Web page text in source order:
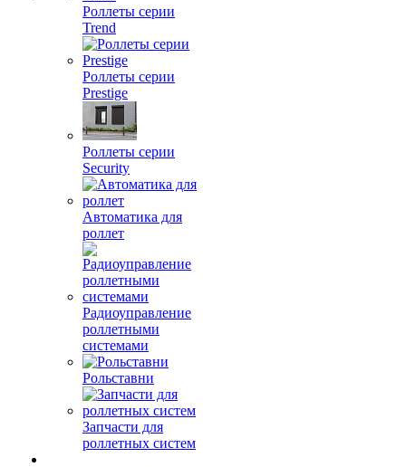
Роллеты серии
Trend
Роллеты серии
Prestige
Роллеты серии
Security
Автоматика для
роллет
Радиоуправление
роллетными
системами
Рольставни
Запчасти для
роллетных систем